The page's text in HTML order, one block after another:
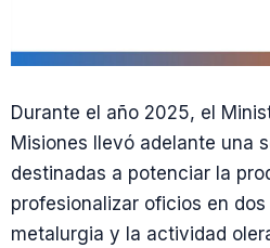
Durante el año 2025, el
Misiones llevó adelante una
destinadas a potenciar la
profesionalizar oficios en
metalurgia y la actividad